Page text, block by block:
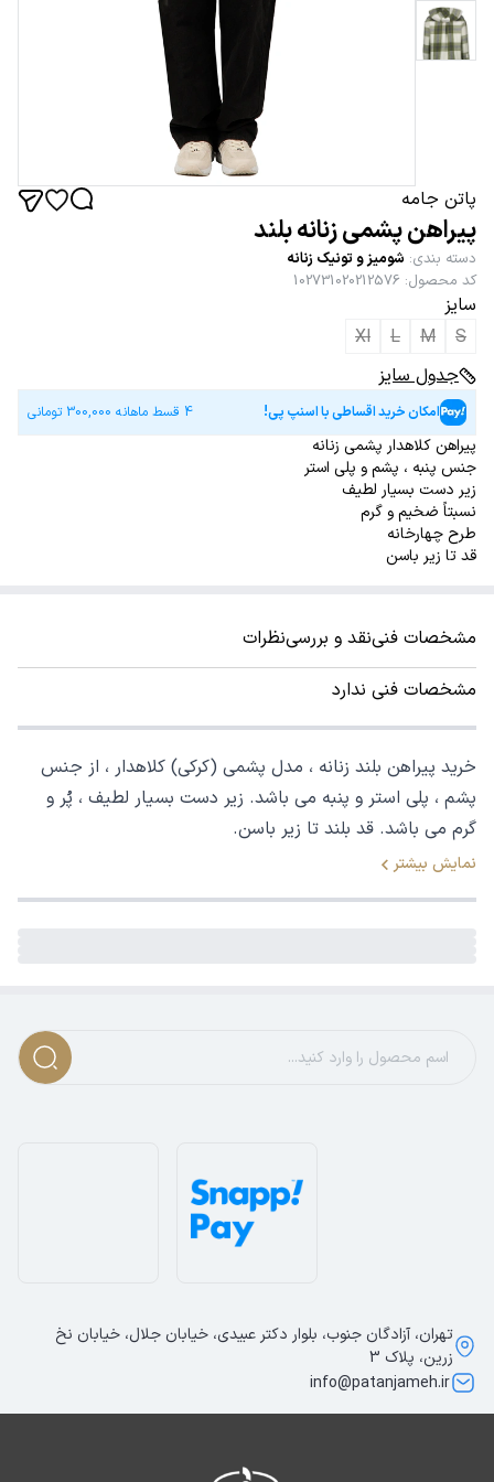
پاتن جامه
پیراهن پشمی زنانه بلند
دسته بندی: شومیز و تونیک زنانه
کد محصول:
102731020212576
سایز
S
M
L
Xl
جدول سایز
امکان خرید اقساطی با اسنپ پی! 4 قسط ماهانه 300,000 تومانی
پیراهن کلاهدار پشمی زنانه
جنس پنبه ، پشم و پلی استر
زیر دست بسیار لطیف
نسبتاً ضخیم و گرم
طرح چهارخانه
قد تا زیر باسن
مشخصات فنینقد و بررسینظرات
مشخصات فنی ندارد
خرید پیراهن بلند زنانه ، مدل پشمی (کرکی) کلاهدار ، از جنس
پشم ، پلی استر و پنبه می باشد. زیر دست بسیار لطیف ، پُر و
گرم می باشد. قد بلند تا زیر باسن.
نمایش بیشتر
تهران، آزادگان جنوب، بلوار دکتر عبیدی، خیابان جلال، خیابان نخ
زرین، پلاک 3
info@patanjameh.ir